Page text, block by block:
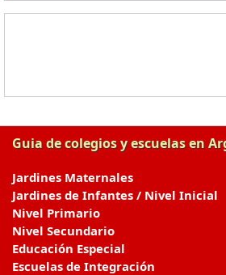
Guia de colegios y escuelas en
Jardines Maternales
Jardines de Infantes / Nivel Inicial
Nivel Primario
Nivel Secundario
Educación Especial
Escuelas de Integración